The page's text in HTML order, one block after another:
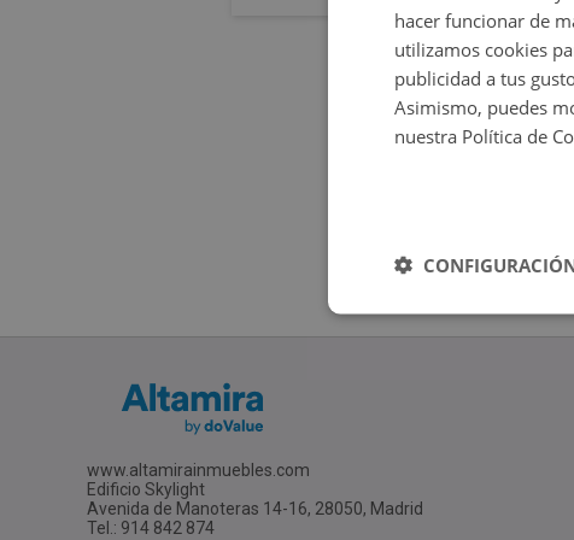
www.altamirainmuebles.com
Edificio Skylight
Avenida de Manoteras 14-16, 28050, Madrid
Tel.: 914 842 874
hacer funcionar de
utilizamos cookies
publicidad a tus
Asimismo, puedes
nuestra Política de